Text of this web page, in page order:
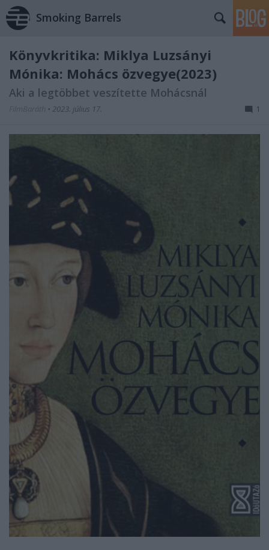
Smoking Barrels
Könyvkritika: Miklya Luzsányi
Mónika: Mohács özvegye(2023)
Aki a legtöbbet veszítette Mohácsnál
• 2023. július 17. 1